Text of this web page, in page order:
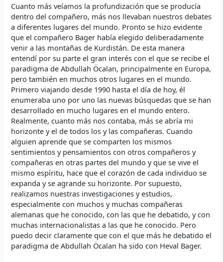
Cuanto más veíamos la profundización que se producía
dentro del compañero, más nos llevaban nuestros debates
a diferentes lugares del mundo. Pronto se hizo evidente
que el compañero Bager había elegido deliberadamente
venir a las montañas de Kurdistán. De esta manera
entendí por su parte el gran interés con el que se recibe el
paradigma de Abdullah Öcalan, principalmente en Europa,
pero también en muchos otros lugares en el mundo.
Primero viajando desde 1990 hasta el día de hoy, él
enumeraba uno por uno las nuevas búsquedas que se han
desarrollado en mucho lugares en el mundo entero.
Realmente, cuanto más nos contaba, más se abría mi
horizonte y el de todos los y las compañeras. Cuando
alguien aprende que se comparten los mismos
sentimientos y pensamientos con otros compañeros y
compañeras en otras partes del mundo y que se vive el
mismo espíritu, hace que el corazón de cada individuo se
expanda y se agrande su horizonte. Por supuesto,
realizamos nuestras investigaciones y estudios,
especialmente con muchos y muchas compañeras
alemanas que he conocido, con las que he debatido, y con
muchas internacionalistas a las que he conocido. Pero
puedo decir claramente que con el que más he debatido el
paradigma de Abdullah Öcalan ha sido con Heval Bager.